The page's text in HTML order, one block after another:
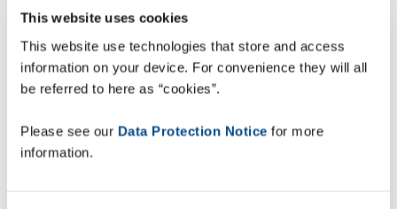
This website uses cookies
This website use technologies that store and access
information on your device. For convenience they will all
be referred to here as “cookies”.
Please see our Data Protection Notice for more
information.
per pallet sono
effettivamente scesi
da 7 minuti con i
sistemi palmari a
meno di un minuto con
Visidot; questo ci